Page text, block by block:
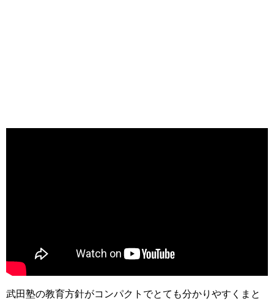
武田塾の教育方針がコンパクトでとても分かりやすくまと